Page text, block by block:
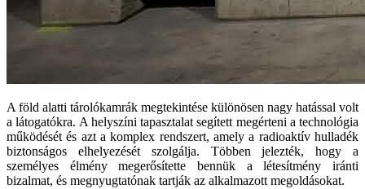
A föld alatti tárolókamrák megtekintése különösen nagy hatással volt
a látogatókra. A helyszíni tapasztalat segített megérteni a technológia
működését és azt a komplex rendszert, amely a radioaktív hulladék
biztonságos elhelyezését szolgálja. Többen jelezték, hogy a
személyes élmény megerősítette bennük a létesítmény iránti
bizalmat, és megnyugtatónak tartják az alkalmazott megoldásokat.